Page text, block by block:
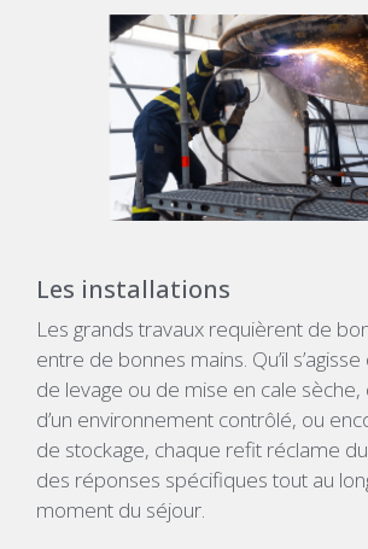
Les installations
Les grands travaux requièrent de
entre de bonnes mains. Qu’il
de levage ou de mise en cale sèche,
d’un environnement contrôlé, ou
de stockage, chaque refit réclame
des réponses spécifiques tout au
moment du séjour.